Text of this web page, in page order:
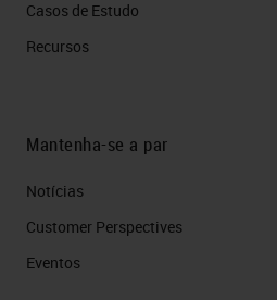
Casos de Estudo
Recursos
Mantenha-se a par
Notícias
Customer Perspectives​
Eventos